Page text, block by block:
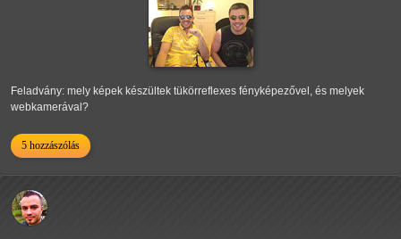
Feladvány: mely képek készültek tükörreflexes fényképezővel, és melyek
webkamerával?
5 hozzászólás